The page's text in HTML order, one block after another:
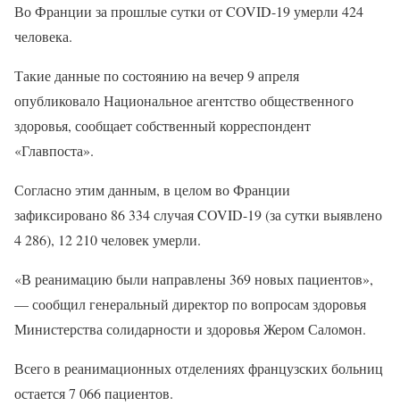
Во Франции за прошлые сутки от COVID-19 умерли 424
человека.
Такие данные по состоянию на вечер 9 апреля
опубликовало Национальное агентство общественного
здоровья, сообщает собственный корреспондент
«Главпоста».
Согласно этим данным, в целом во Франции
зафиксировано 86 334 случая COVID-19 (за сутки выявлено
4 286), 12 210 человек умерли.
«В реанимацию были направлены 369 новых пациентов»,
— сообщил генеральный директор по вопросам здоровья
Министерства солидарности и здоровья Жером Саломон.
Всего в реанимационных отделениях французских больниц
остается 7 066 пациентов.